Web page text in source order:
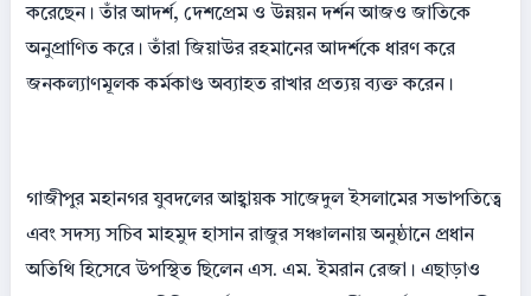
করেছেন। তাঁর আদর্শ, দেশপ্রেম ও উন্নয়ন দর্শন আজও জাতিকে
অনুপ্রাণিত করে। তাঁরা জিয়াউর রহমানের আদর্শকে ধারণ করে
জনকল্যাণমূলক কর্মকাণ্ড অব্যাহত রাখার প্রত্যয় ব্যক্ত করেন।
গাজীপুর মহানগর যুবদলের আহ্বায়ক সাজেদুল ইসলামের সভাপতিত্বে
এবং সদস্য সচিব মাহমুদ হাসান রাজুর সঞ্চালনায় অনুষ্ঠানে প্রধান
অতিথি হিসেবে উপস্থিত ছিলেন এস. এম. ইমরান রেজা। এছাড়াও